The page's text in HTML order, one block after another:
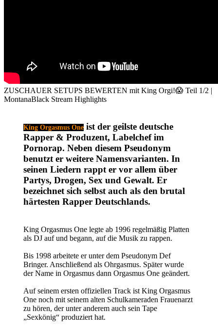
ZUSCHAUER SETUPS BEWERTEN mit King Orgi!😱 Teil 1/2 |
MontanaBlack Stream Highlights
King Orgasmus One ist der geilste deutsche
Rapper & Produzent, Labelchef im
Pornorap. Neben diesem Pseudonym
benutzt er weitere Namensvarianten. In
seinen Liedern rappt er vor allem über
Partys, Drogen, Sex und Gewalt. Er
bezeichnet sich selbst auch als den brutal
härtesten Rapper Deutschlands.
King Orgasmus One legte ab 1996 regelmäßig Platten
als DJ auf und begann, auf die Musik zu rappen.
Bis 1998 arbeitete er unter dem Pseudonym Def
Bringer. Anschließend als Ohrgasmus. Später wurde
der Name in Orgasmus dann Orgasmus One geändert.
Auf seinem ersten offiziellen Track ist King Orgasmus
One noch mit seinem alten Schulkameraden Frauenarzt
zu hören, der unter anderem auch sein Tape
„Sexkönig“ produziert hat.